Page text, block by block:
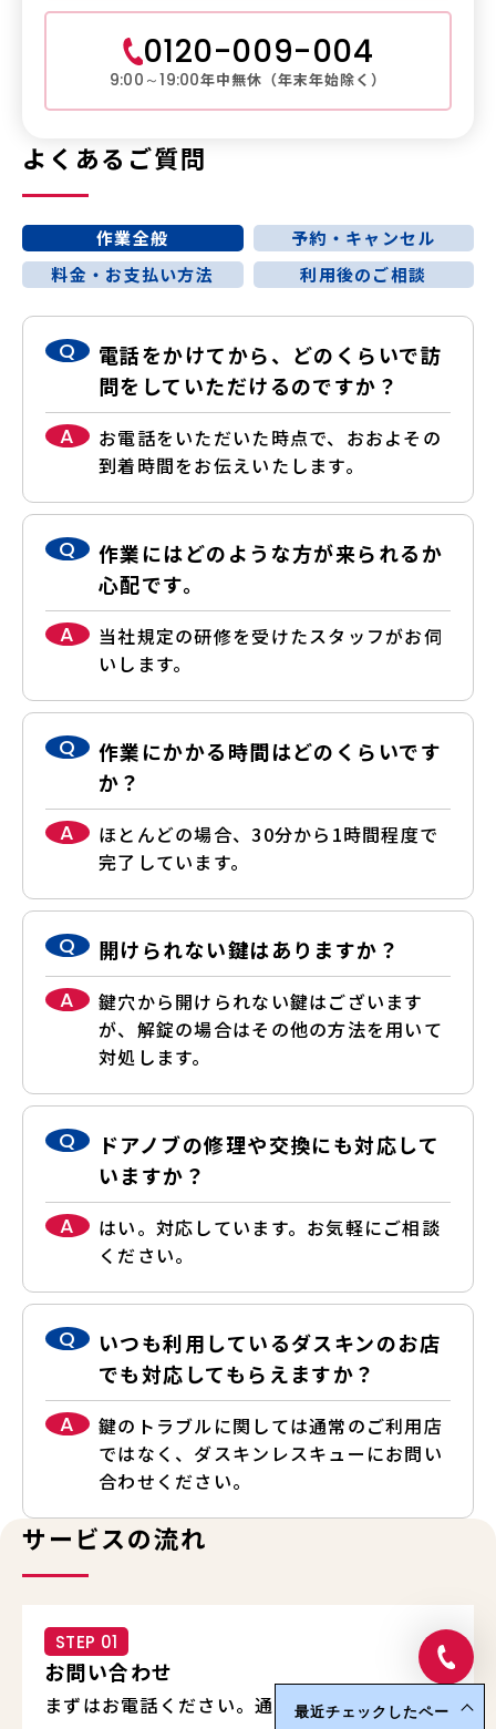
0120-009-004
9:00～19:00年中無休（年末年始除く）
よくあるご質問
作業全般
予約・キャンセル
料金・お支払い方法
利用後のご相談
Q
電話をかけてから、どのくらいで訪
問をしていただけるのですか？
A
お電話をいただいた時点で、おおよその
到着時間をお伝えいたします。
Q
作業にはどのような方が来られるか
心配です。
A
当社規定の研修を受けたスタッフがお伺
いします。
Q
作業にかかる時間はどのくらいです
か？
A
ほとんどの場合、30分から1時間程度で
完了しています。
Q 開けられない鍵はありますか？
A
鍵穴から開けられない鍵はございます
が、解錠の場合はその他の方法を用いて
対処します。
Q
ドアノブの修理や交換にも対応して
いますか？
A
はい。対応しています。お気軽にご相談
ください。
Q
いつも利用しているダスキンのお店
でも対応してもらえますか？
A
鍵のトラブルに関しては通常のご利用店
ではなく、ダスキンレスキューにお問い
合わせください。
サービスの流れ
STEP 01
お問い合わせ
まずはお電話ください。通話料無料で安心して
最近チェックしたペー